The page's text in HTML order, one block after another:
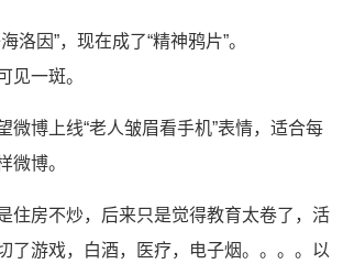
洛因”，现在成了“精神鸦片”。
见一斑。
微博上线“老人皱眉看手机”表情，适合每
微博。
住房不炒，后来只是觉得教育太卷了，活
了游戏，白酒，医疗，电子烟。。。。以